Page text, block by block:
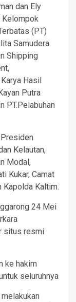
dan Ely
Kelompok
(PT)
Samudera
Shipping
Hasil
Putra
PT.Pelabuhan
Kelautan,
Modal,
Kukar, Camat
Kapolda Kaltim.
24 Mei
situs resmi
ke hakim
seluruhnya